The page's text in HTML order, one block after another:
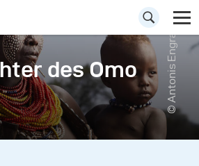
des Omo
© Antonis Engrafou